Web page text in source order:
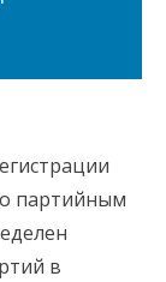
партийным
в